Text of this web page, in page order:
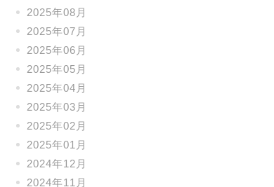
2025年08月
2025年07月
2025年06月
2025年05月
2025年04月
2025年03月
2025年02月
2025年01月
2024年12月
2024年11月